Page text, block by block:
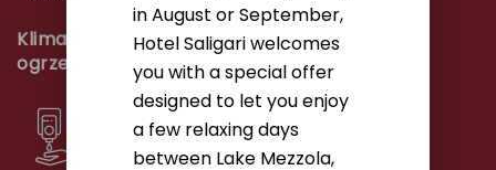
Klimatyzacja i
ogrzewanie
Garderoba
in August or September,
Hotel Saligari welcomes
you with a special offer
designed to let you enjoy
a few relaxing days
between Lake Mezzola,